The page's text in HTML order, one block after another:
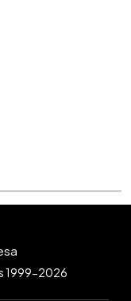
1999-2026